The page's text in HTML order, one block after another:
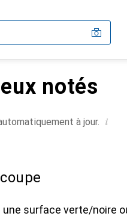
notés
à jour. i
surface verte/noire